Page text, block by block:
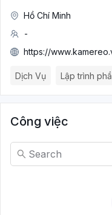
Hồ Chí Minh
-
https://
Dịch Vụ Lập trình
Công việc